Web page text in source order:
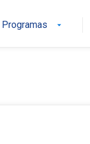
Programas arrow_drop_down